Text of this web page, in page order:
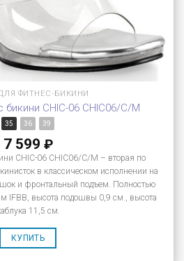
ФИТНЕС-БИКИНИ
CHIC-06 CHIC06/C/M
35 36 39
7 599 ₽
CHIC-06 CHIC06/C/M – вторая по
в классическом исполнении на
и фронтальный подъем. Полностью
IFBB, высота подошвы 0,9 см., высота
11,5 см.
КУПИТЬ